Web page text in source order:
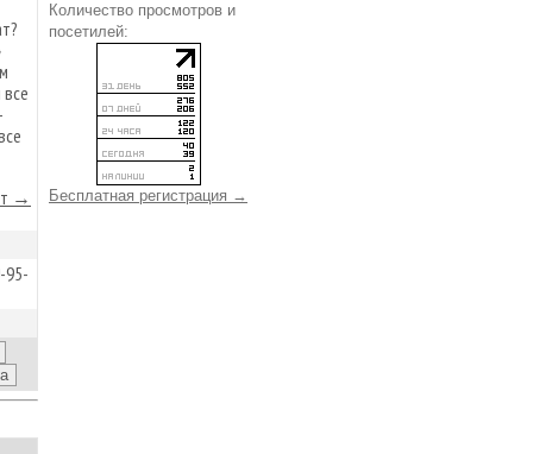
→
95-
Количество просмотров и
посетилей:
Бесплатная регистрация →